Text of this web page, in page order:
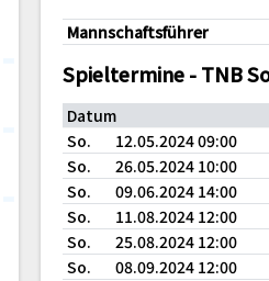
Mannschaftsführer
Spieltermine - TNB
Datum
So.
12.05.2024 09:00
So.
26.05.2024 10:00
So.
09.06.2024 14:00
So.
11.08.2024 12:00
So.
25.08.2024 12:00
So.
08.09.2024 12:00